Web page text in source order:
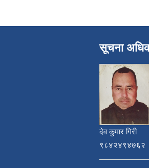
सूचना
देव कुमार गिरी
९८४२४९४७६२